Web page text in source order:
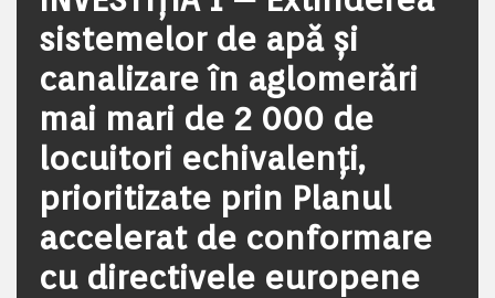
sistemelor de apă și
canalizare în aglomerări
mai mari de 2 000 de
locuitori echivalenți,
prioritizate prin Planul
accelerat de conformare
cu directivele europene